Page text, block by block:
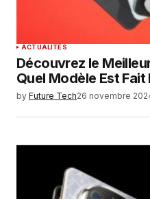
ACTUALITÉS
Découvrez le
Quel Modèle Est Fait
by Future Tech26 novembre